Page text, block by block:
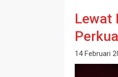
Lewat
14 Februari